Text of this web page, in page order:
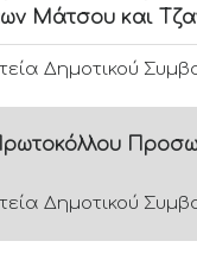
Μάτσου και
Δημοτικού
Δημοτικού